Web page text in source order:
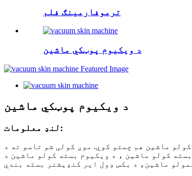
ترموفارمینګ فلم
د ویکیوم پوټکي ماشین
د ویکیوم پوټکي ماشین
لنډ معلومات:
ماشین هم چمتو کوي. موږ کولی شو تاسو ته د
کولو ماشین ، د ویکیوم بسته کولو ماشین د